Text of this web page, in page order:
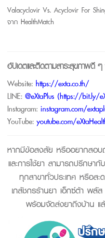
Valacyclovir Vs. Acyclovir For
จาก HealthMatch
อัปเดตและติดตามสาระสุขภาพดี
Website: https://exta.co.th/
LINE: @eXtaPlus (https://bit.ly/
Instagram: instagram.com/
YouTube: youtube.com/
หากมีข้อสงสัย หรืออยากสอบ
และการใช้ยา สามารถปรึกษา
ทุกสาขาทั่วประเทศ หรือส
เภสัชกรร้านยา เอ็กซ์ต้า พลั
พร้อมจัดส่งยาถึงบ้าน แ